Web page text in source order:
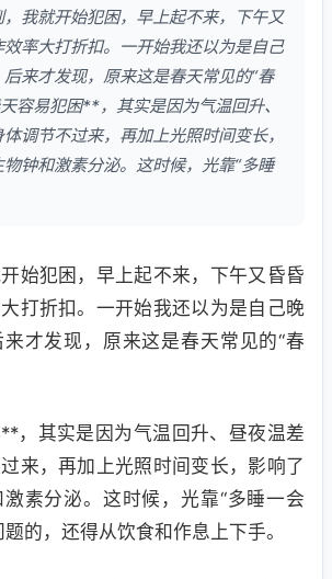
，我就开始犯困，早上起不来，下午又
效率大打折扣。一开始我还以为是自己
来才发现，原来这是春天常见的“春
容易犯困**，其实是因为气温回升、
调节不过来，再加上光照时间变长，
钟和激素分泌。这时候，光靠“多睡
始犯困，早上起不来，下午又昏昏
打折扣。一开始我还以为是自己晚
才发现，原来这是春天常见的“春
，其实是因为气温回升、昼夜温差
来，再加上光照时间变长，影响了
素分泌。这时候，光靠“多睡一会
的，还得从饮食和作息上下手。